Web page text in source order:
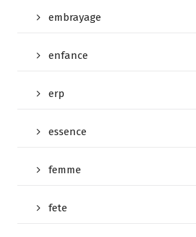
embrayage
enfance
erp
essence
femme
fete